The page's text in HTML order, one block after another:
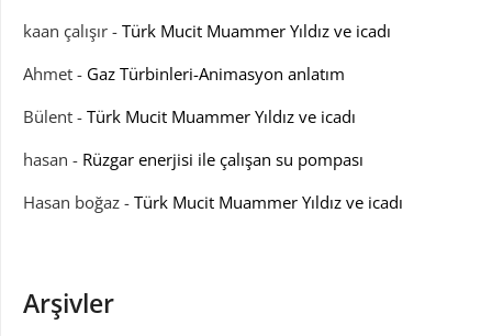
kaan çalışır - Türk Mucit Muammer Yıldız ve icadı
Ahmet - Gaz Türbinleri-Animasyon anlatım
Bülent - Türk Mucit Muammer Yıldız ve icadı
hasan - Rüzgar enerjisi ile çalışan su pompası
Hasan boğaz - Türk Mucit Muammer Yıldız ve icadı
Arşivler